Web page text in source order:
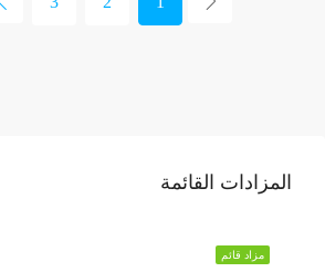
المزادات القائمة
مزاد قائم